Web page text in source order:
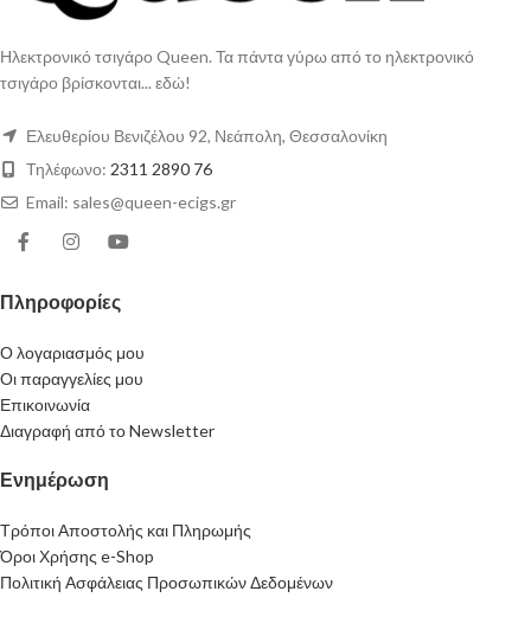
Ηλεκτρονικό τσιγάρο Queen. Τα πάντα γύρω από το ηλεκτρονικό
τσιγάρο βρίσκονται... εδώ!
Ελευθερίου Βενιζέλου 92, Νεάπολη, Θεσσαλονίκη
Τηλέφωνο: 2311 2890 76
Email: sales@queen-ecigs.gr
Πληροφορίες
Ο λογαριασμός μου
Οι παραγγελίες μου
Επικοινωνία
Διαγραφή από το Newsletter
Ενημέρωση
Τρόποι Αποστολής και Πληρωμής
Όροι Χρήσης e-Shop
Πολιτική Ασφάλειας Προσωπικών Δεδομένων